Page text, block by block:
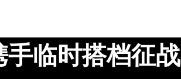
临时搭档征战